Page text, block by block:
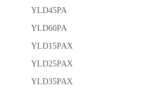
YLD45PA
YLD60PA
YLD15PAX
YLD25PAX
YLD35PAX